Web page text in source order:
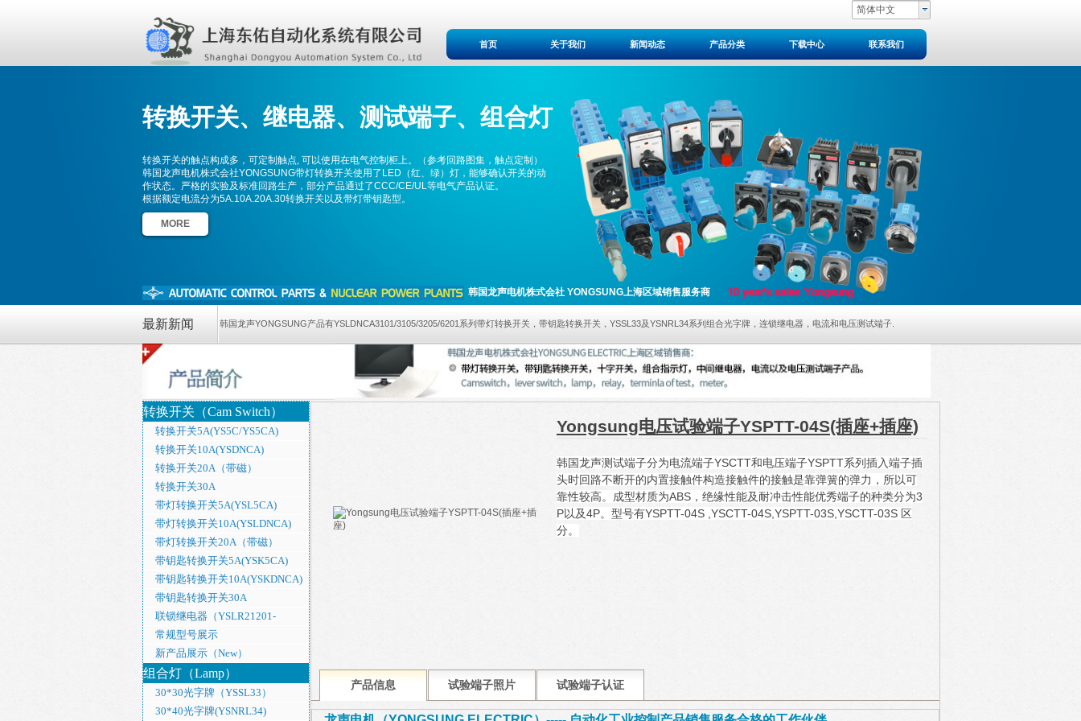
简体中文
首页 关于我们 新闻动态 产品分类 下载中心 联系我们
MORE
转换开关的触点构成多，可定制触点, 可以使用在电气控制柜上。（参考回路图集，触点定制）
韩国龙声电机株式会社YONGSUNG带灯转换开关使用了LED（红、绿）灯，能够确认开关的动
作状态。严格的实验及标准回路生产，部分产品通过了CCC/CE/UL等电气产品认证。
根据额定电流分为5A.10A.20A.30转换开关以及带灯带钥匙型。
转换开关、 继电器、测试端子、组合灯
韩国龙声电机株式会社 YONGSUNG上海区域销售服务商
韩国龙声YONGSUNG产品有YSLDNCA3101/3105/3205/6201系列带灯转换开关，带钥匙转换开关，YSSL33及YSNRL34系列组合光字牌，连锁继电器，电流和电压测试端子
最新新闻
转换开关（Cam Switch）
转换开关5A(YS5C/YS5CA)
转换开关10A(YSDNCA)
转换开关20A（带磁）
转换开关30A
带灯转换开关5A(YSL5CA)
带灯转换开关10A(YSLDNCA)
带灯转换开关20A（带磁）
带钥匙转换开关5A(YSK5CA)
带钥匙转换开关10A(YSKDNCA)
带钥匙转换开关30A
联锁继电器（YSLR21201-
110DREB）
常规型号展示
新产品展示（New）
组合灯（Lamp）
30*30光字牌（YSSL33）
30*40光字牌(YSNRL34)
Yongsung电压试验端子YSPTT-04S(插座+插座)
韩国龙声测试端子分为电流端子YSCTT和电压端子YSPTT系列插入端子插
头时回路不断开的内置接触件构造接触件的接触是靠弹簧的弹力，所以可
靠性较高。成型材质为ABS，绝缘性能及耐冲击性能优秀端子的种类分为3
P以及4P。型号有YSPTT-04S ,YSCTT-04S,YSPTT-03S,YSCTT-03S 区
分。
产品信息 试验端子照片 试验端子认证